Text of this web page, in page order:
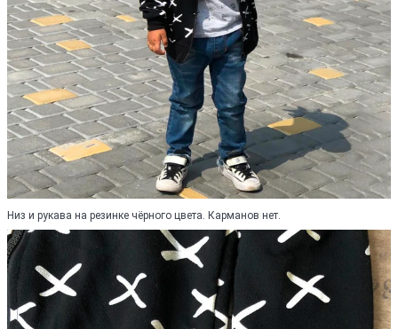
Низ и рукава на резинке чёрного цвета. Карманов нет.